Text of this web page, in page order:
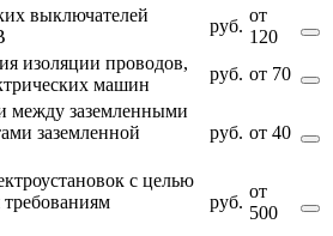
выключателей
руб.
от
120
изоляции проводов,
машин
руб. от 70
между заземленными
заземленной
руб. от 40
с целью
требованиям
руб.
от
500